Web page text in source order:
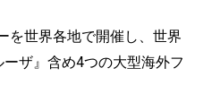
を世界各地で開催し、世界
ザ』含め4つの大型海外フ